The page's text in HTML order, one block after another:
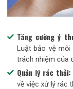
Tăng cường ý
Luật bảo vệ
trách nhiệm của
Quản lý rác thải:
về việc xử lý rác